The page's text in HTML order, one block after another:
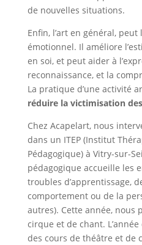
de nouvelles situations.
Enfin, l’art en général,
émotionnel. Il améliore
en soi, et peut aider à
reconnaissance, et la
La pratique d’une activité
réduire la victimisation
Chez Acapelart, nous
dans un ITEP (Institut
Pédagogique) à Vitry-sur-
pédagogique accueille les
troubles d’apprentissage,
comportement ou de la
autres). Cette année, nous
cirque et de chant.
des cours de théâtre et de